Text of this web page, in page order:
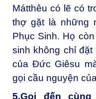
Mátthêu có lẽ có
thợ gặt là những
Phục Sinh. Họ
sinh không chỉ
của Đức Giêsu
gọi cầu nguyện
5.Gọi đến